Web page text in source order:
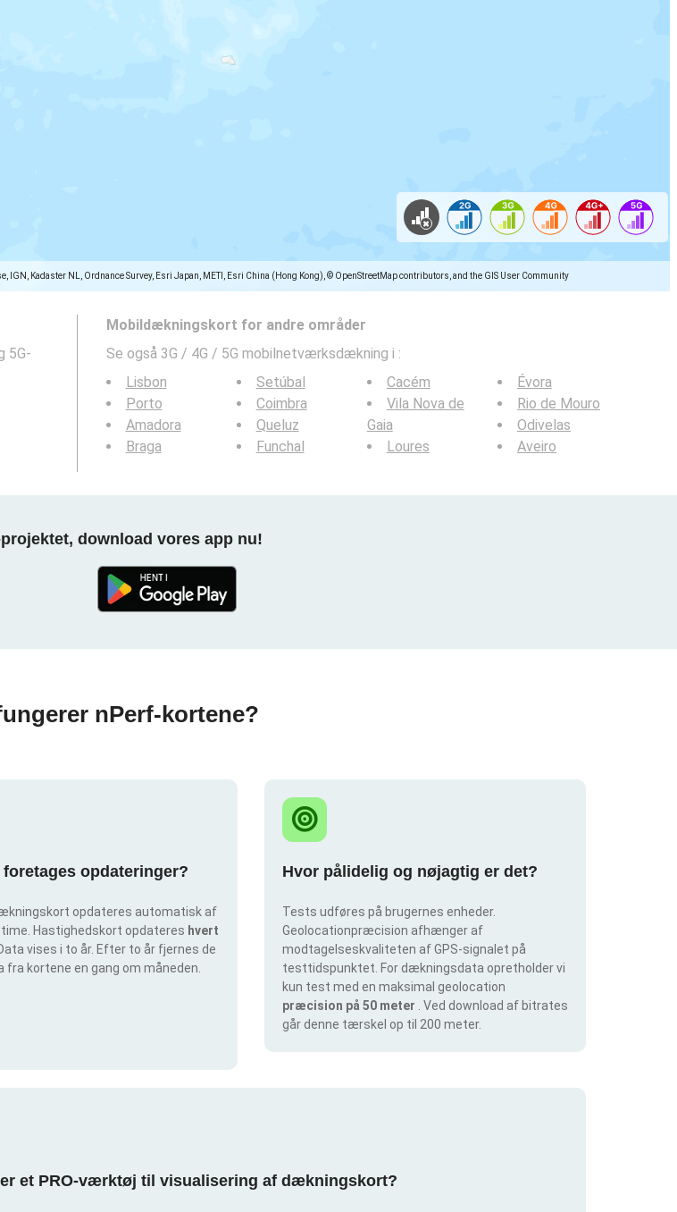
IGN, Kadaster NL, Ordnance Survey, Esri Japan, METI, Esri China (Hong Kong), © OpenStreetMap contributors, and the GIS User Community
5G-
Mobildækningskort for andre områder
Se også 3G / 4G / 5G mobilnetværksdækning i :
Lisbon
Porto
Amadora
Braga
Setúbal
Coimbra
Queluz
Funchal
Cacém
Vila Nova de
Gaia
Loures
Évora
Rio de Mouro
Odivelas
Aveiro
download vores app nu!
nPerf-kortene?
foretages opdateringer?
opdateres automatisk af
Hastighedskort opdateres hvert
Data vises i to år. Efter to år fjernes de
kortene en gang om måneden.
Hvor pålidelig og nøjagtig er det?
Tests udføres på brugernes enheder.
Geolocationpræcision afhænger af
modtagelseskvaliteten af GPS-signalet på
testtidspunktet. For dækningsdata opretholder vi
kun test med en maksimal geolocation
præcision på 50 meter
. Ved download af bitrates
går denne tærskel op til 200 meter.
et PRO-værktøj til visualisering af dækningskort?